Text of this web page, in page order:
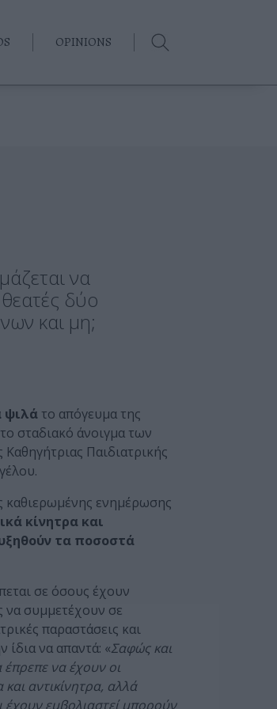
OPINIONS
να
δύο
και μη;
ψιλά το απόγευμα της
σταδιακό άνοιγμα των
Παιδιατρικής
καθιερωμένης ενημέρωσης
κίνητρα και
τα ποσοστά
σε όσους έχουν
να συμμετέχουν σε
παραστάσεις και
ίδια να απαντά: «Σαφώς και
να έχουν οι
και αντικίνητρα, αλλά
έχουν εμβολιαστεί μπορούν